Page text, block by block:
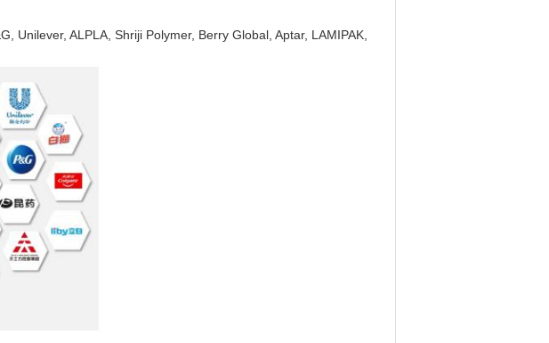
Unilever, ALPLA, Shriji Polymer, Berry Global, Aptar, LAMIPAK,